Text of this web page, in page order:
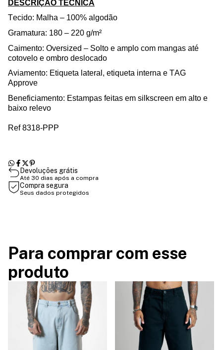
DESCRIÇÃO TÉCNICA
Tecido: Malha – 100% algodão
Gramatura: 180 – 220 g/m²
Caimento: Oversized – Solto e amplo com mangas até
cotovelo e ombro deslocado
Aviamento: Etiqueta lateral, etiqueta interna e TAG
Approve
Beneficiamento: Estampas feitas em silkscreen em alto e
baixo relevo
Ref 8318-PPP
Devoluções grátis
Até 30 dias após a compra
Compra segura
Seus dados protegidos
Para comprar com esse
produto